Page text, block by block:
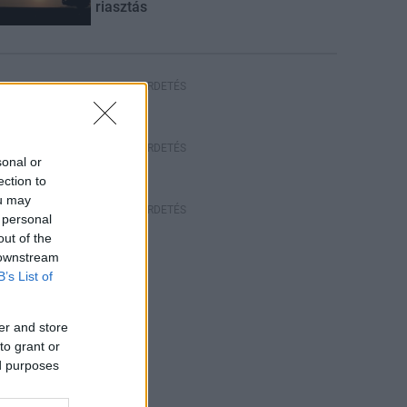
or
to
may
of the
List of
and store
grant or
purposes
riasztás
HIRDETÉS
HIRDETÉS
HIRDETÉS